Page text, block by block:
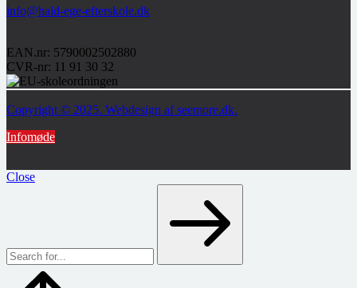
info@hald-ege-efterskole.dk
EAN.nr: 5790002502880
CVR-nr: 11 91 30 32
Copyright © 2025. Webdesign af seemore.dk.
Infomøde
Close